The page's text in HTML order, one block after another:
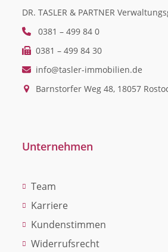
DR. TASLER & PARTNER
0381 – 499 84 0
0381 – 499 84 30
info@tasler-immobilien.de
Barnstorfer Weg 48, 18057
Unternehmen
Team
Karriere
Kundenstimmen
Widerrufsrecht